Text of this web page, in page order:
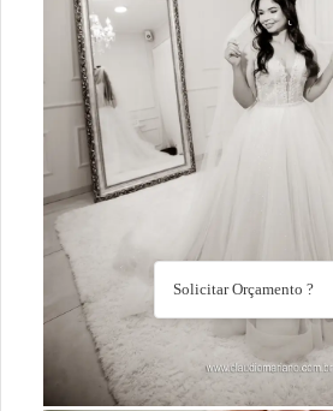
Solicitar Orçamento ?